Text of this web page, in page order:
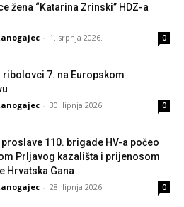
žena “Katarina Zrinski” HDZ-a
- 1. srpnja 2026. 0
ribolovci 7. na Europskom
- 30. lipnja 2026. 0
proslave 110. brigade HV-a počeo
Prljavog kazališta i prijenosom
Hrvatska Gana
- 28. lipnja 2026. 0